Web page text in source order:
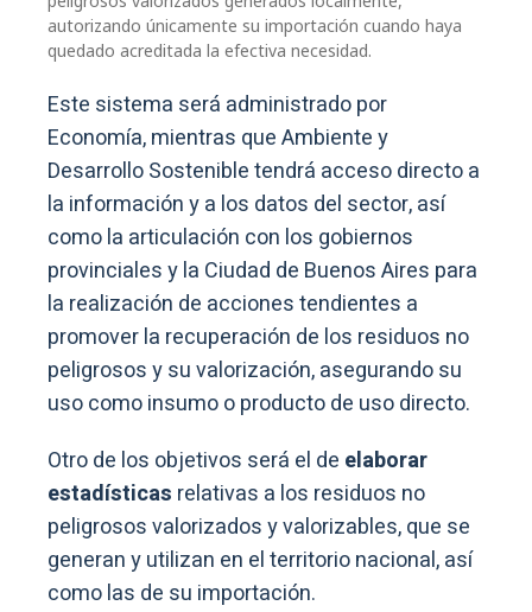
autorizando únicamente su importación cuando haya
quedado acreditada la efectiva necesidad.
Este sistema será administrado por
Economía, mientras que Ambiente y
Desarrollo Sostenible tendrá acceso directo a
la información y a los datos del sector, así
como la articulación con los gobiernos
provinciales y la Ciudad de Buenos Aires para
la realización de acciones tendientes a
promover la recuperación de los residuos no
peligrosos y su valorización, asegurando su
uso como insumo o producto de uso directo.
Otro de los objetivos será el de elaborar
estadísticas relativas a los residuos no
peligrosos valorizados y valorizables, que se
generan y utilizan en el territorio nacional, así
como las de su importación.